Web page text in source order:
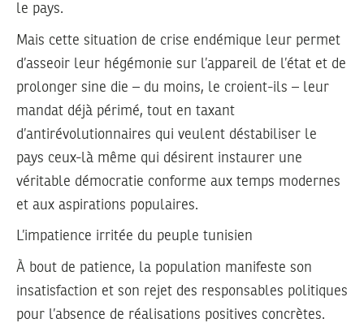
le pays.
Mais cette situation de crise endémique leur permet
d’asseoir leur hégémonie sur l’appareil de l’état et de
prolonger sine die – du moins, le croient-ils – leur
mandat déjà périmé, tout en taxant
d’antirévolutionnaires qui veulent déstabiliser le
pays ceux-là même qui désirent instaurer une
véritable démocratie conforme aux temps modernes
et aux aspirations populaires.
L’impatience irritée du peuple tunisien
À bout de patience, la population manifeste son
insatisfaction et son rejet des responsables politiques
pour l’absence de réalisations positives concrètes.